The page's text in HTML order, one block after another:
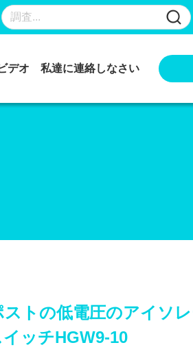
デオ 私達に連絡しなさい
トの低電圧のアイソ
ッチHGW9-10